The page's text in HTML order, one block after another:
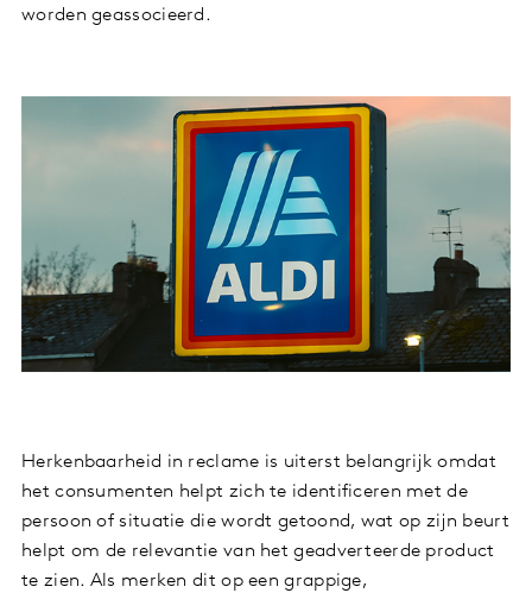
worden geassocieerd.
Herkenbaarheid in reclame is uiterst belangrijk omdat
het consumenten helpt zich te identificeren met de
persoon of situatie die wordt getoond, wat op zijn beurt
helpt om de relevantie van het geadverteerde product
te zien. Als merken dit op een grappige,